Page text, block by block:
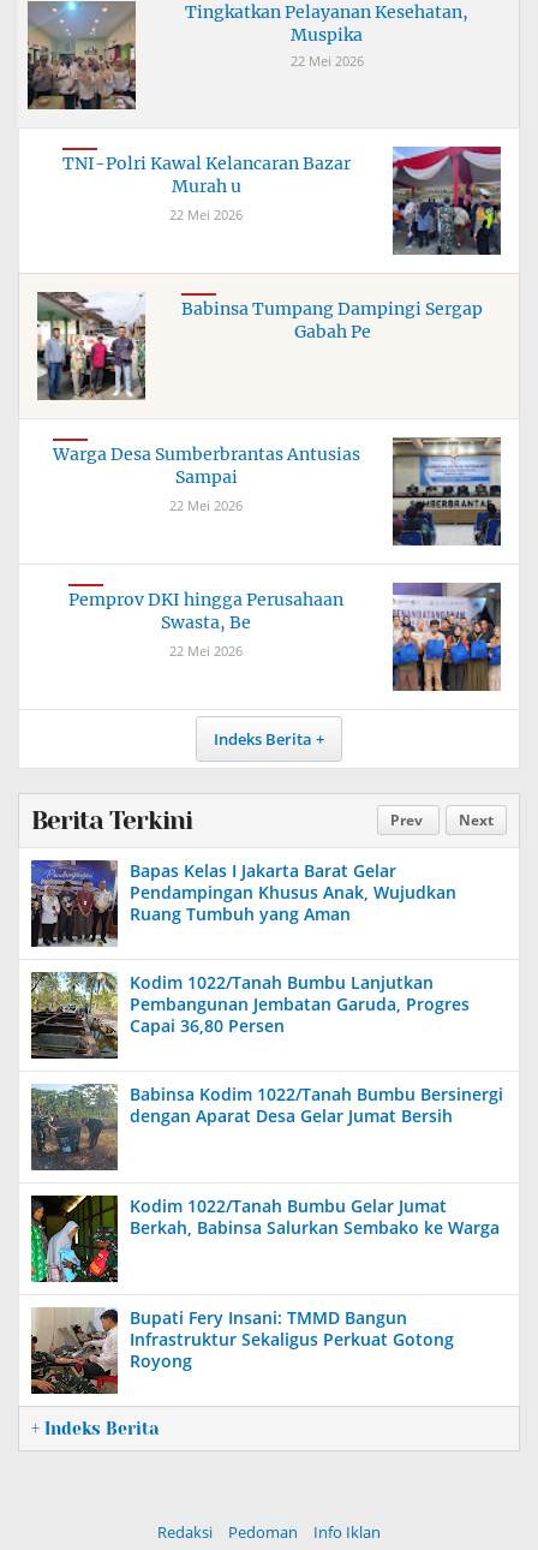
Tingkatkan Pelayanan Kesehatan,
Muspika
22 Mei 2026
TNI-Polri Kawal Kelancaran Bazar
Murah u
22 Mei 2026
Babinsa Tumpang Dampingi Sergap
Gabah Pe
Warga Desa Sumberbrantas Antusias
Sampai
22 Mei 2026
Pemprov DKI hingga Perusahaan
Swasta, Be
22 Mei 2026
Indeks Berita
Prev Next
Berita Terkini
Bapas Kelas I Jakarta Barat Gelar
Pendampingan Khusus Anak, Wujudkan
Ruang Tumbuh yang Aman
Kodim 1022/Tanah Bumbu Lanjutkan
Pembangunan Jembatan Garuda, Progres
Capai 36,80 Persen
Babinsa Kodim 1022/Tanah Bumbu Bersinergi
dengan Aparat Desa Gelar Jumat Bersih
Kodim 1022/Tanah Bumbu Gelar Jumat
Berkah, Babinsa Salurkan Sembako ke Warga
Bupati Fery Insani: TMMD Bangun
Infrastruktur Sekaligus Perkuat Gotong
Royong
+ Indeks Berita
Redaksi Pedoman Info Iklan